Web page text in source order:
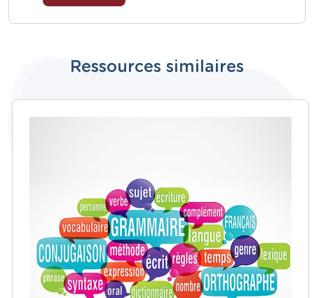
Ressources similaires